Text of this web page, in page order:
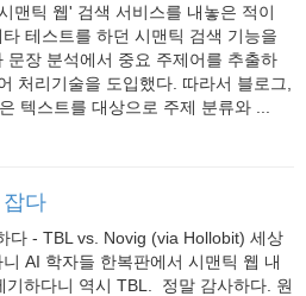
맨틱 웹' 검색 서비스를 내놓은 적이
테스트를 하던 시맨틱 검색 기능을
문장 분석에서 중요 주제어를 추출하
처리기술을 도입했다. 따라서 블로그,
텍스트를 대상으로 주제 분류와 ...
다
다 - TBL vs. Novig (via Hollobit) 세상
AI 학자들 한복판에서 시맨틱 웹 내
기하다니 역시 TBL. 정말 감사하다. 원